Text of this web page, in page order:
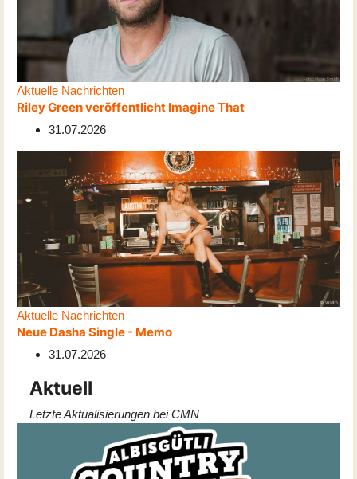
Aktuelle Nachrichten
Riley Green veröffentlicht Imagine That
31.07.2026
Aktuelle Nachrichten
Neue Dasha Single - Memo
31.07.2026
Aktuell
Letzte Aktualisierungen bei CMN